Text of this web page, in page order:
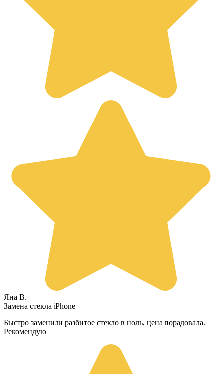
Яна В.
Замена стекла iPhone
Быстро заменили разбитое стекло в ноль, цена порадовала.
Рекомендую